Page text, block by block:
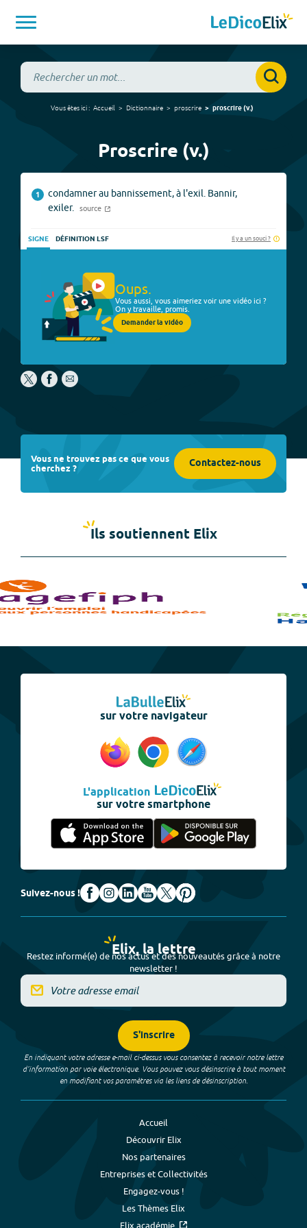
Vous êtes ici : Accueil Dictionnaire proscrire proscrire(v.)
Proscrire (v.)
1
condamner au bannissement, à l'exil. Bannir,
exiler.
source
SIGNE DÉFINITION LSF Il y a un souci ?
Oups.
Vous aussi, vous aimeriez voir une vidéo ici ?
On y travaille, promis.
Demander la vidéo
Vous ne trouvez pas ce que vous
cherchez ? Contactez-nous
Ils soutiennent Elix
sur votre navigateur
L'application
sur votre smartphone
Suivez-nous !
Elix, la lettre
Restez informé(e) de nos actus et des nouveautés grâce à notre
newsletter !
S'inscrire
En indiquant votre adresse e-mail ci-dessus vous consentez à recevoir notre lettre
d’information par voie électronique. Vous pouvez vous désinscrire à tout moment
en modifiant vos paramètres via les liens de désinscription.
Accueil
Découvrir Elix
Nos partenaires
Entreprises et Collectivités
Engagez-vous !
Les Thèmes Elix
Elix académie